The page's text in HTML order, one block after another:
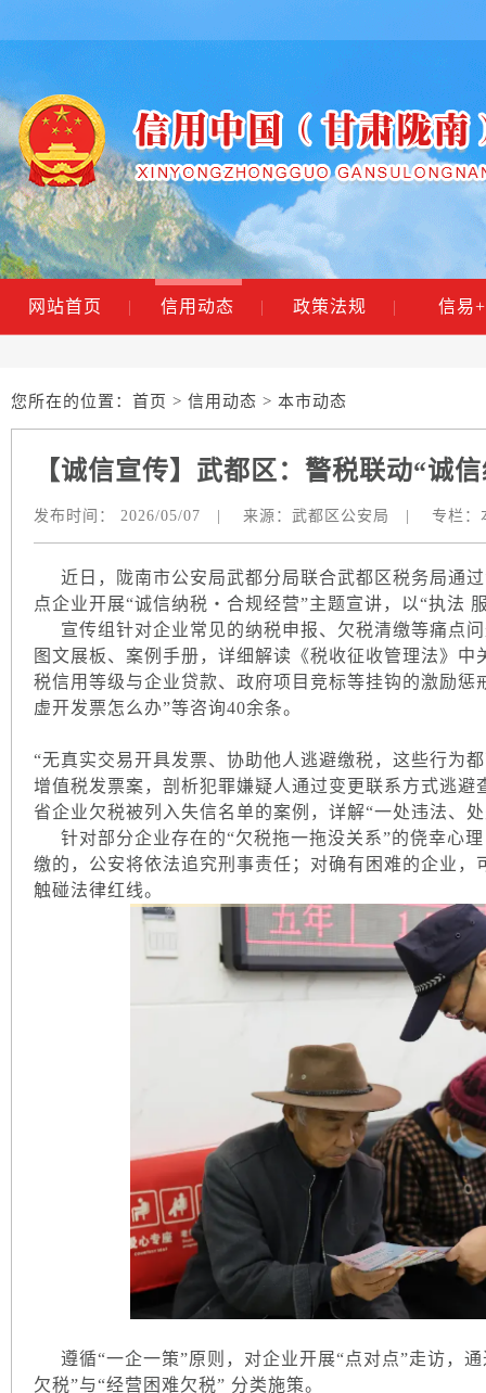
网站首页 | 信用动态 | 政策法规 | 信易+
您所在的位置： 首页 > 信用动态 > 本市动态
【诚信宣传】武都区：警税联动​“诚
发布时间： 2026/05/07 来源： 武都区公安局 专栏：
近日，陇南市公安局武都分局联合武都区税务局通
点企业开展“诚信纳税・合规经营”主题宣讲，以“执法
宣传组针对企业常见的纳税申报、欠税清缴等痛点
图文展板、案例手册，详细解读《税收征收管理法》
税信用等级与企业贷款、政府项目竞标等挂钩的激励
虚开发票怎么办”等咨询40余条。
“无真实交易开具发票、协助他人逃避缴税，这些行为
增值税发票案，剖析犯罪嫌疑人通过变更联系方式逃
省企业欠税被列入失信名单的案例，详解“一处违法、
针对部分企业存在的“欠税拖一拖没关系”的侥幸心
缴的，公安将依法追究刑事责任；对确有困难的企业
触碰法律红线。
遵循“一企一策”原则，对企业开展“点对点”走访，
欠税”与“经营困难欠税” 分类施策。